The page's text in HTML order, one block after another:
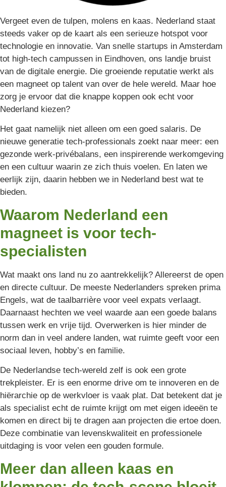
Vergeet even de tulpen, molens en kaas. Nederland staat
steeds vaker op de kaart als een serieuze hotspot voor
technologie en innovatie. Van snelle startups in Amsterdam
tot high-tech campussen in Eindhoven, ons landje bruist
van de digitale energie. Die groeiende reputatie werkt als
een magneet op talent van over de hele wereld. Maar hoe
zorg je ervoor dat die knappe koppen ook echt voor
Nederland kiezen?
Het gaat namelijk niet alleen om een goed salaris. De
nieuwe generatie tech-professionals zoekt naar meer: een
gezonde werk-privébalans, een inspirerende werkomgeving
en een cultuur waarin ze zich thuis voelen. En laten we
eerlijk zijn, daarin hebben we in Nederland best wat te
bieden.
Waarom Nederland een
magneet is voor tech-
specialisten
Wat maakt ons land nu zo aantrekkelijk? Allereerst de open
en directe cultuur. De meeste Nederlanders spreken prima
Engels, wat de taalbarrière voor veel expats verlaagt.
Daarnaast hechten we veel waarde aan een goede balans
tussen werk en vrije tijd. Overwerken is hier minder de
norm dan in veel andere landen, wat ruimte geeft voor een
sociaal leven, hobby’s en familie.
De Nederlandse tech-wereld zelf is ook een grote
trekpleister. Er is een enorme drive om te innoveren en de
hiërarchie op de werkvloer is vaak plat. Dat betekent dat je
als specialist echt de ruimte krijgt om met eigen ideeën te
komen en direct bij te dragen aan projecten die ertoe doen.
Deze combinatie van levenskwaliteit en professionele
uitdaging is voor velen een gouden formule.
Meer dan alleen kaas en